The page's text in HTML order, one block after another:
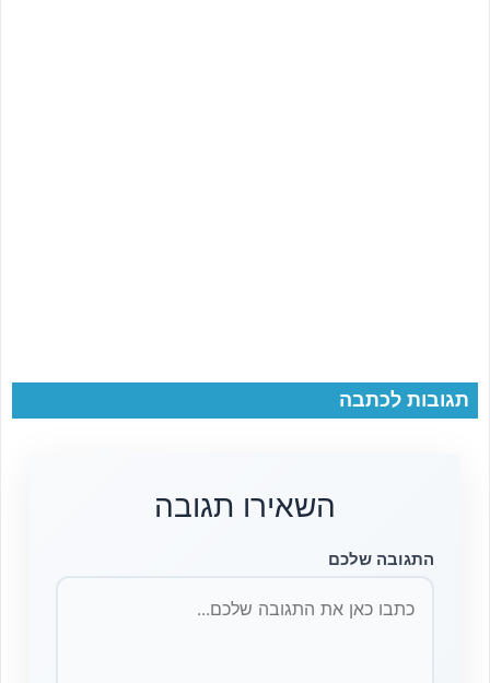
תגובות לכתבה
השאירו תגובה
התגובה שלכם